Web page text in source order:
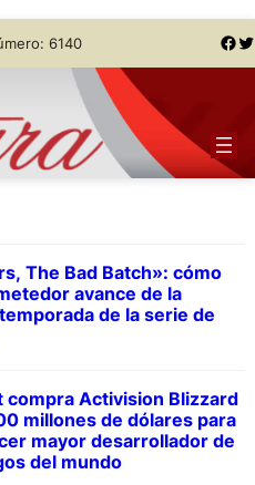
6140 Facebook Twitter
The Bad Batch»: cómo
avance de la
de la serie de
compra Activision Blizzard
millones de dólares para
mayor desarrollador de
del mundo